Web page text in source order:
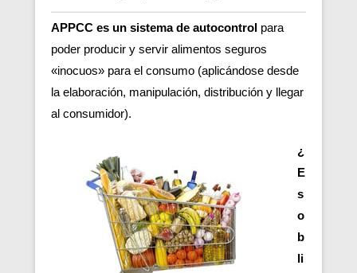
APPCC es un sistema de autocontrol para
poder producir y servir alimentos seguros
«inocuos» para el consumo (aplicándose desde
la elaboración, manipulación, distribución y llegar
al consumidor).
¿
E
s
o
b
li